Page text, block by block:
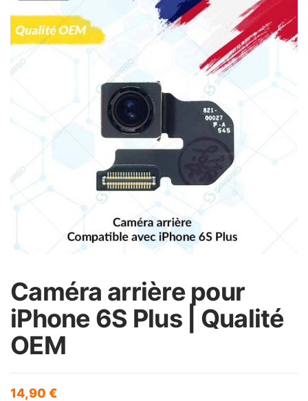
Caméra arrière pour
iPhone 6S Plus | Qualité
OEM
14,90 €